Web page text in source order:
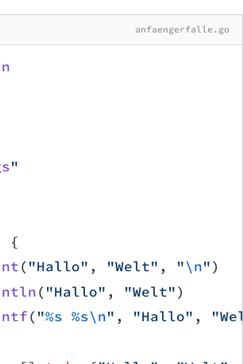
anfaengerfalle.go
"
{
( "Hallo" , "Welt" , "\n")
( "Hallo" , "Welt")
( "%s %s\n" , "Hallo" ,